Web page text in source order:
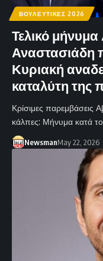
ΒΟΥΛΕΥΤΙΚΕΣ 2026
Τελικό
Αναστασιάδη
Κυριακή
καταλύτη της
Κρίσιμες παρεμβάσεις
κάλπες: Μήνυμα κατά
NewsmanMay 22, 2026